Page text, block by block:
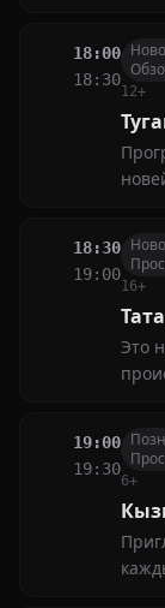
18:00
18:30
12+
18:30
19:00
16+
Это
19:00
19:30
6+